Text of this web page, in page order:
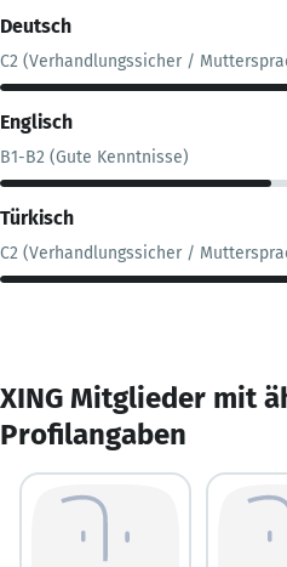
Deutsch
C2 (Verhandlungssicher /
Englisch
B1-B2 (Gute Kenntnisse)
Türkisch
C2 (Verhandlungssicher /
XING Mitglieder mit
Profilangaben